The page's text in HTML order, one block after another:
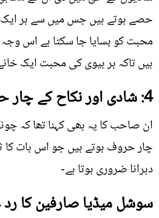
حصے ہوتے ہیں جس میں سے ہر
محبت کو بسایا جا سکتا ہے اس
ہیں تاکہ ہر بیوی کی محبت ایک
4: شادی اور نکاح کے چار حروف
ان صاحب کا یہ بھی کہنا تھا کہ
چار حروف ہوتے ہیں جو اس بات کا
دہرانا ضروری ہوتا ہے-
سوشل میڈيا صارفین کا